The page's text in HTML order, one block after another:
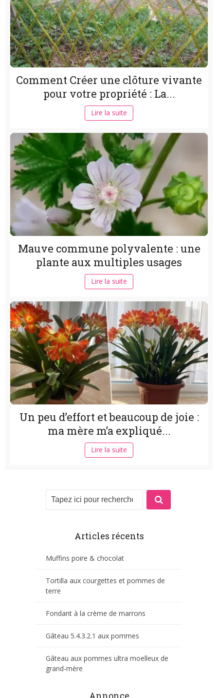
Comment Créer une clôture vivante
pour votre propriété : La...
Lire la suite
Mauve commune polyvalente : une
plante aux multiples usages
Lire la suite
Un peu d’effort et beaucoup de joie :
ma mère m’a expliqué...
Lire la suite
Articles récents
Muffins poire & chocolat
Tortilla aux courgettes et pommes de
terre
Fondant à la crème de marrons
Gâteau 5.4.3.2.1 aux pommes
Gâteau aux pommes ultra moelleux de
grand-mère
Annonce